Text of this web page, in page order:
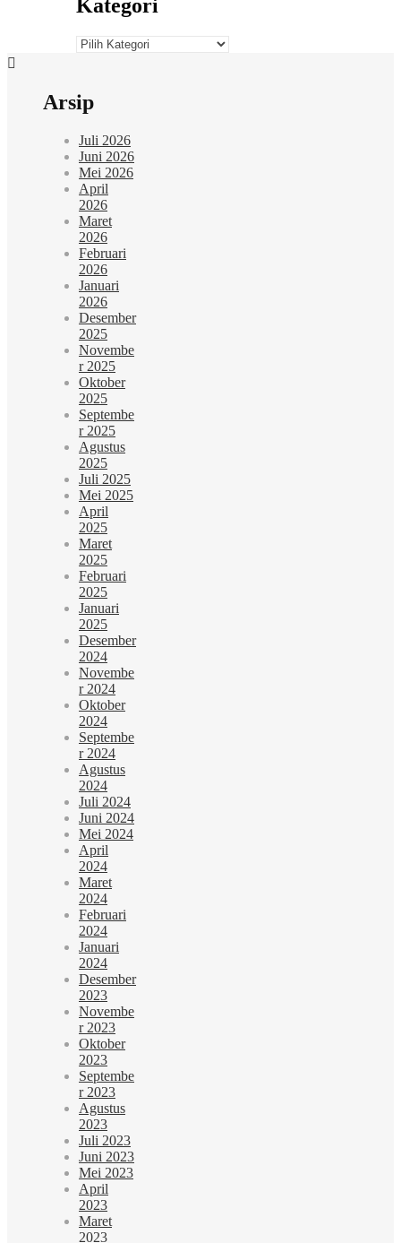
Kategori
Kategori
Arsip
Juli 2026
Juni 2026
Mei 2026
April
2026
Maret
2026
Februari
2026
Januari
2026
Desember
2025
Novembe
r 2025
Oktober
2025
Septembe
r 2025
Agustus
2025
Juli 2025
Mei 2025
April
2025
Maret
2025
Februari
2025
Januari
2025
Desember
2024
Novembe
r 2024
Oktober
2024
Septembe
r 2024
Agustus
2024
Juli 2024
Juni 2024
Mei 2024
April
2024
Maret
2024
Februari
2024
Januari
2024
Desember
2023
Novembe
r 2023
Oktober
2023
Septembe
r 2023
Agustus
2023
Juli 2023
Juni 2023
Mei 2023
April
2023
Maret
2023